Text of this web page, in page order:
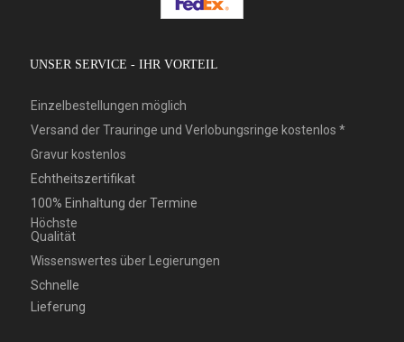
UNSER SERVICE - IHR VORTEIL
Einzelbestellungen möglich
Versand der Trauringe und Verlobungsringe kostenlos *
Gravur kostenlos
Echtheitszertifikat
100% Einhaltung der Termine
Höchste
Qualität
Wissenswertes über Legierungen
Schnelle
Lieferung